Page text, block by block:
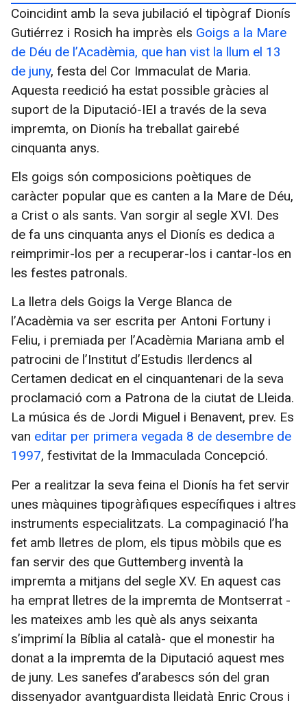
Coincidint amb la seva jubilació el tipògraf Dionís
Gutiérrez i Rosich ha imprès els Goigs a la Mare
de Déu de l’Acadèmia, que han vist la llum el 13
de juny, festa del Cor Immaculat de Maria.
Aquesta reedició ha estat possible gràcies al
suport de la Diputació-IEI a través de la seva
impremta, on Dionís ha treballat gairebé
cinquanta anys.
Els goigs són composicions poètiques de
caràcter popular que es canten a la Mare de Déu,
a Crist o als sants. Van sorgir al segle XVI. Des
de fa uns cinquanta anys el Dionís es dedica a
reimprimir-los per a recuperar-los i cantar-los en
les festes patronals.
La lletra dels Goigs la Verge Blanca de
l’Acadèmia va ser escrita per Antoni Fortuny i
Feliu, i premiada per l’Acadèmia Mariana amb el
patrocini de l’Institut d’Estudis Ilerdencs al
Certamen dedicat en el cinquantenari de la seva
proclamació com a Patrona de la ciutat de Lleida.
La música és de Jordi Miguel i Benavent, prev. Es
van editar per primera vegada 8 de desembre de
1997, festivitat de la Immaculada Concepció.
Per a realitzar la seva feina el Dionís ha fet servir
unes màquines tipogràfiques específiques i altres
instruments especialitzats. La compaginació l’ha
fet amb lletres de plom, els tipus mòbils que es
fan servir des que Guttemberg inventà la
impremta a mitjans del segle XV. En aquest cas
ha emprat lletres de la impremta de Montserrat -
les mateixes amb les què als anys seixanta
s’imprimí la Bíblia al català- que el monestir ha
donat a la impremta de la Diputació aquest mes
de juny. Les sanefes d’arabescs són del gran
dissenyador avantguardista lleidatà Enric Crous i